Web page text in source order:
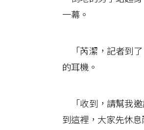
一幕。
「芮潔，記者到
的耳機。
「收到，請幫我
到這裡，大家先休